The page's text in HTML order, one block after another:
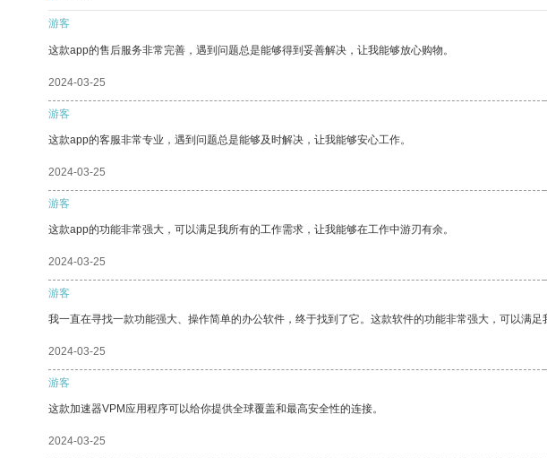
游客
这款app的售后服务非常完善，遇到问题总是能够得到妥善解决，让我能够放心购物。
2024-03-25
游客
这款app的客服非常专业，遇到问题总是能够及时解决，让我能够安心工作。
2024-03-25
游客
这款app的功能非常强大，可以满足我所有的工作需求，让我能够在工作中游刃有余。
2024-03-25
游客
我一直在寻找一款功能强大、操作简单的办公软件，终于找到了它。这款软件的功能非常强大，可以满
2024-03-25
游客
这款加速器VPM应用程序可以给你提供全球覆盖和最高安全性的连接。
2024-03-25